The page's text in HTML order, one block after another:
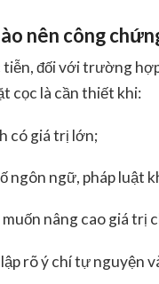
nên công
đối với trường
cọc là cần thiết khi:
có giá trị lớn;
ngôn ngữ, pháp luật
muốn nâng cao giá trị
rõ ý chí tự nguyện